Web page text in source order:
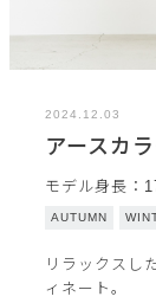
2024.12.03
アースカ
モデル身長：
AUTUMN
リラックスし
ィネート。